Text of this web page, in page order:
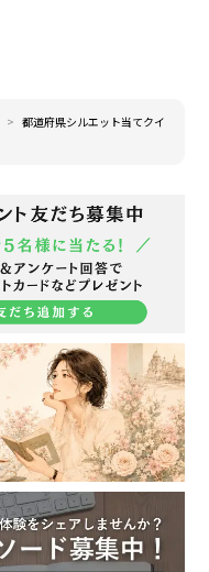
都道府県シルエット当てクイ